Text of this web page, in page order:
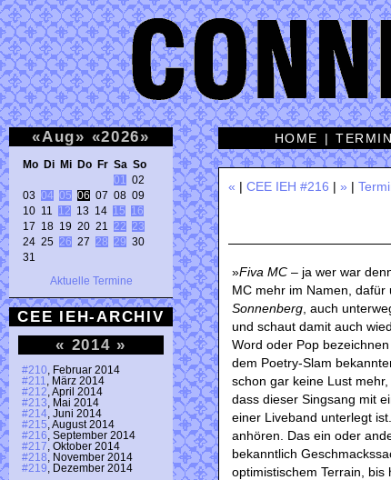
«Aug» «2026»
Mo Di Mi Do Fr Sa So
01
02
03 04 05 06 07 08 09
10 11 12 13 14 15
16
17 18 19 20 21 22
23
24 25 26 27 28 29 30
31
Aktuelle Termine
CEE IEH-ARCHIV
« 2014 »
#210 , Februar 2014
#211
, März 2014
#212 , April 2014
#213 , Mai 2014
#214 , Juni 2014
#215 , August 2014
#216 , September 2014
#217 , Oktober 2014
#218 , November 2014
#219 , Dezember 2014
HOME |
« | CEE IEH #216 | » |
»Fiva MC – ja wer war
MC mehr im Namen,
Sonnenberg , auch
und schaut damit auch
Word oder Pop
dem Poetry-Slam
schon gar keine Lust
dass dieser Singsang mit
einer Liveband unterlegt
anhören. Das ein oder
bekanntlich
optimistischem Terrain,